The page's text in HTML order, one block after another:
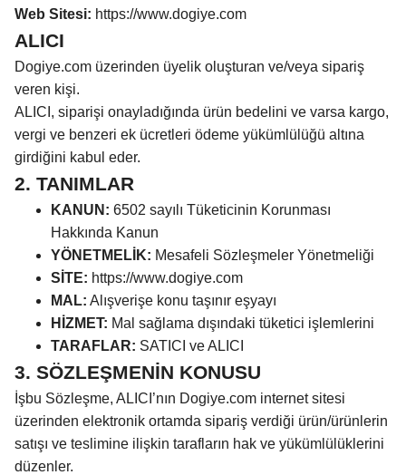
Web Sitesi: https://www.dogiye.com
ALICI
Dogiye.com üzerinden üyelik oluşturan ve/veya sipariş
veren kişi.
ALICI, siparişi onayladığında ürün bedelini ve varsa kargo,
vergi ve benzeri ek ücretleri ödeme yükümlülüğü altına
girdiğini kabul eder.
2. TANIMLAR
KANUN: 6502 sayılı Tüketicinin Korunması
Hakkında Kanun
YÖNETMELİK: Mesafeli Sözleşmeler Yönetmeliği
SİTE: https://www.dogiye.com
MAL: Alışverişe konu taşınır eşyayı
HİZMET: Mal sağlama dışındaki tüketici işlemlerini
TARAFLAR: SATICI ve ALICI
3. SÖZLEŞMENİN KONUSU
İşbu Sözleşme, ALICI’nın Dogiye.com internet sitesi
üzerinden elektronik ortamda sipariş verdiği ürün/ürünlerin
satışı ve teslimine ilişkin tarafların hak ve yükümlülüklerini
düzenler.